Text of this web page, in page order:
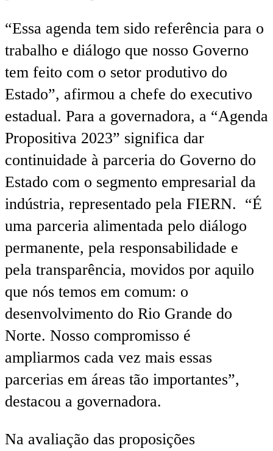
“Essa agenda tem sido referência para o
trabalho e diálogo que nosso Governo
tem feito com o setor produtivo do
Estado”, afirmou a chefe do executivo
estadual. Para a governadora, a “Agenda
Propositiva 2023” significa dar
continuidade à parceria do Governo do
Estado com o segmento empresarial da
indústria, representado pela FIERN. “É
uma parceria alimentada pelo diálogo
permanente, pela responsabilidade e
pela transparência, movidos por aquilo
que nós temos em comum: o
desenvolvimento do Rio Grande do
Norte. Nosso compromisso é
ampliarmos cada vez mais essas
parcerias em áreas tão importantes”,
destacou a governadora.
Na avaliação das proposições